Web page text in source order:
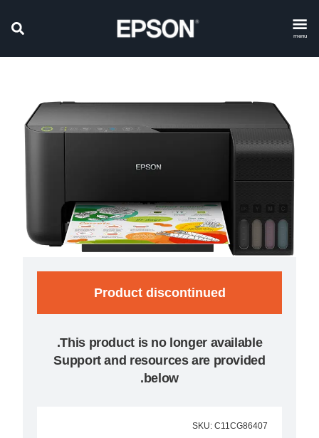
menu
Product discontinued
Support and resources are provided
below.
SKU: C11CG86407